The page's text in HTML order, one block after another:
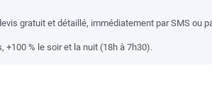
gratuit et détaillé, immédiatement par SMS ou
% le soir et la nuit (18h à 7h30).